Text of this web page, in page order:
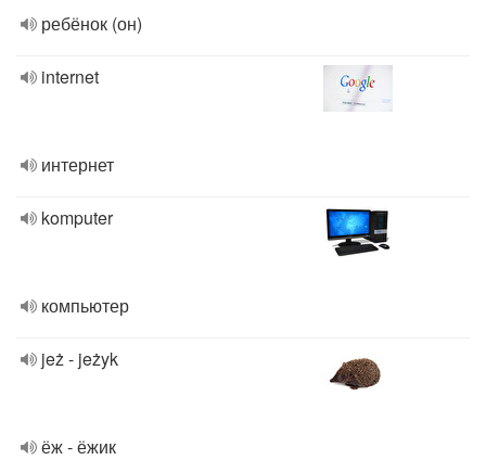
ребёнок (он)
internet
интернет
komputer
компьютер
jeż - jeżyk
ёж - ёжик